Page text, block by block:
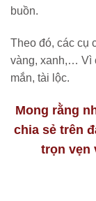
buồn.
Theo đó, các cụ
vàng, xanh,… Vì
mắn, tài lộc.
Mong rằng
chia sẻ trên
trọn vẹn